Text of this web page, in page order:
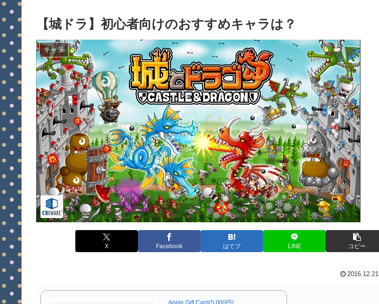
【城ドラ】初心者向けのおすすめキャラは？
キャラ
X Facebook はてブ LINE コピー
2016.12.21
Apple Gift Card(5,000円)